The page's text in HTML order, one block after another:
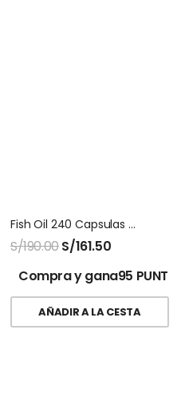
Fish Oil 240 Capsulas Nutricost
S/190.00S/161.50
Compra y gana95
AÑADIR A LA CESTA